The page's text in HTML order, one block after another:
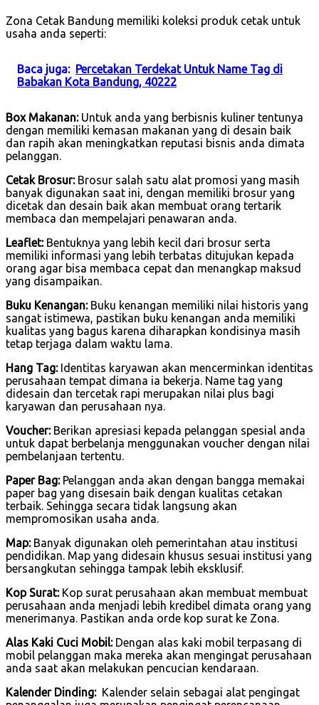
Zona Cetak Bandung memiliki koleksi produk cetak untuk
usaha anda seperti:
Baca juga: Percetakan Terdekat Untuk Name Tag di
Babakan Kota Bandung, 40222
Box Makanan:Untuk anda yang berbisnis kuliner tentunya
dengan memiliki kemasan makanan yang di desain baik
dan rapih akan meningkatkan reputasi bisnis anda dimata
pelanggan.
Cetak Brosur:Brosur salah satu alat promosi yang masih
banyak digunakan saat ini, dengan memiliki brosur yang
dicetak dan desain baik akan membuat orang tertarik
membaca dan mempelajari penawaran anda.
Leaflet:Bentuknya yang lebih kecil dari brosur serta
memiliki informasi yang lebih terbatas ditujukan kepada
orang agar bisa membaca cepat dan menangkap maksud
yang disampaikan.
Buku Kenangan:Buku kenangan memiliki nilai historis yang
sangat istimewa, pastikan buku kenangan anda memiliki
kualitas yang bagus karena diharapkan kondisinya masih
tetap terjaga dalam waktu lama.
Hang Tag:Identitas karyawan akan mencerminkan identitas
perusahaan tempat dimana ia bekerja. Name tag yang
didesain dan tercetak rapi merupakan nilai plus bagi
karyawan dan perusahaan nya.
Voucher:Berikan apresiasi kepada pelanggan spesial anda
untuk dapat berbelanja menggunakan voucher dengan nilai
pembelanjaan tertentu.
Paper Bag:Pelanggan anda akan dengan bangga memakai
paper bag yang disesain baik dengan kualitas cetakan
terbaik. Sehingga secara tidak langsung akan
mempromosikan usaha anda.
Map:Banyak digunakan oleh pemerintahan atau institusi
pendidikan. Map yang didesain khusus sesuai institusi yang
bersangkutan sehingga tampak lebih eksklusif.
Kop Surat:Kop surat perusahaan akan membuat membuat
perusahaan anda menjadi lebih kredibel dimata orang yang
menerimanya. Pastikan anda orde kop surat ke Zona.
Alas Kaki Cuci Mobil:Dengan alas kaki mobil terpasang di
mobil pelanggan maka mereka akan mengingat perusahaan
anda saat akan melakukan pencucian kendaraan.
Kalender Dinding:Kalender selain sebagai alat pengingat